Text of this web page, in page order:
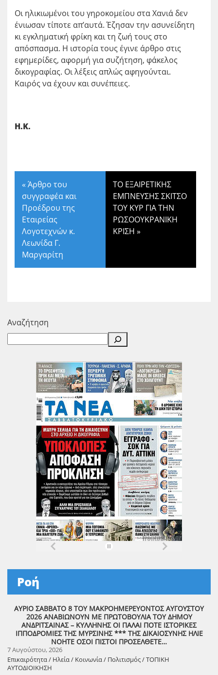
Οι ηλικιωμένοι του γηροκομείου στα Χανιά δεν
ένιωσαν τίποτε απ’αυτά. Έζησαν την ασυνείδητη
κι εγκληματική φρίκη και τη ζωή τους στο
απόσπασμα. Η ιστορία τους έγινε άρθρο στις
εφημερίδες, αφορμή για συζήτηση, φάκελος
δικογραφίας. Οι λέξεις απλώς αφηγούνται.
Καιρός να έχουν και συνέπειες.
Η.Κ.
« Άρθρο του
συγγραφέα και
Προέδρου της
Εταιρείας
Λογοτεχνών κ.
Λεωνίδα Γ.
Μαργαρίτη
ΤΟ ΕΞΑΙΡΕΤΙΚΗΣ
ΕΜΠΝΕΥΣΗΣ ΣΚΙΤΣΟ
ΤΟΥ ΚΥΡ ΓΙΑ ΤΗΝ
ΡΩΣΟΟΥΚΡΑΝΙΚΗ
ΚΡΙΣΗ »
Αναζήτηση
Ροή
ΑΥΡΙΟ ΣΑΒΒΑΤΟ 8 ΤΟΥ ΜΑΚΡΟΗΜΕΡΕΥΟΝΤΟΣ ΑΥΓΟΥΣΤΟΥ
2026 ΑΝΑΒΙΩΝΟΥΝ ΜΕ ΠΡΩΤΟΒΟΥΛΙΑ ΤΟΥ ΔΗΜΟΥ
ΑΝΔΡΙΤΣΑΙΝΑΣ – ΚΥΛΛΗΝΗΣ ΟΙ ΠΑΛΑΙ ΠΟΤΕ ΙΣΤΟΡΙΚΕΣ
ΙΠΠΟΔΡΟΜΙΕΣ ΤΗΣ ΜΥΡΣΙΝΗΣ *** ΤΗΣ ΔΙΚΑΙΟΣΥΝΗΣ ΗΛΙΕ
ΝΟΗΤΕ ΟΣΟΙ ΠΙΣΤΟΙ ΠΡΟΣΕΛΘΕΤΕ…
7 Αυγούστου, 2026
Επικαιρότητα / Ηλεία / Κοινωνία / Πολιτισμός / ΤΟΠΙΚΗ
ΑΥΤΟΔΙΟΙΚΗΣΗ